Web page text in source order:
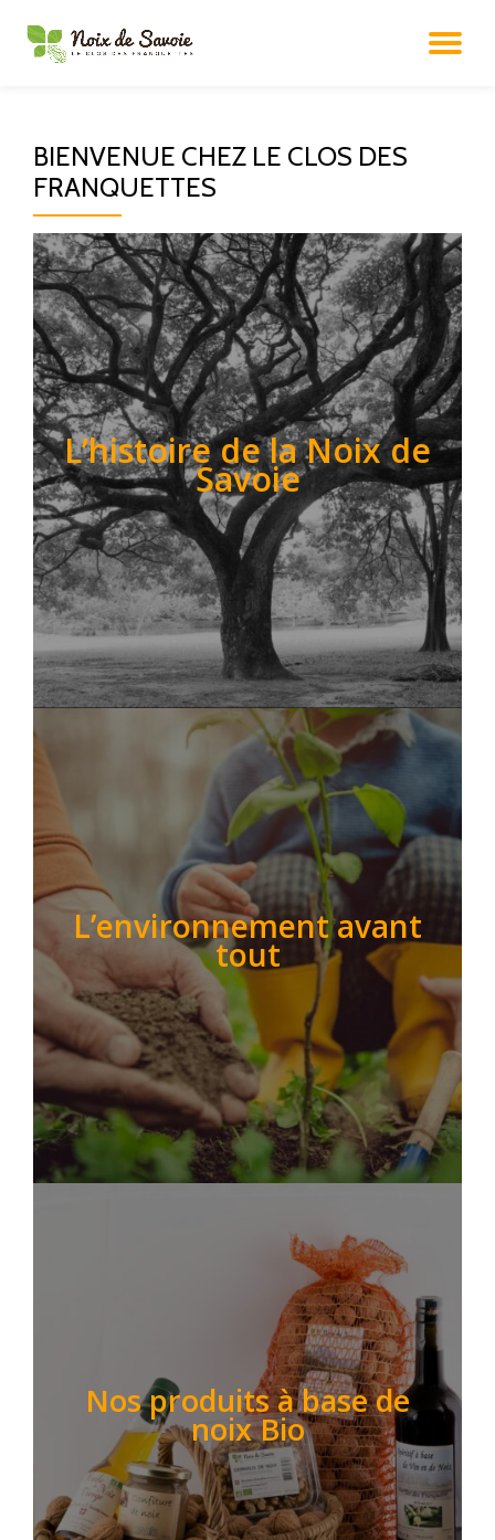
BIENVENUE CHEZ LE CLOS DES
FRANQUETTES
L’histoire de la Noix de
Savoie
L’environnement avant
tout
Nos produits à base de
noix Bio